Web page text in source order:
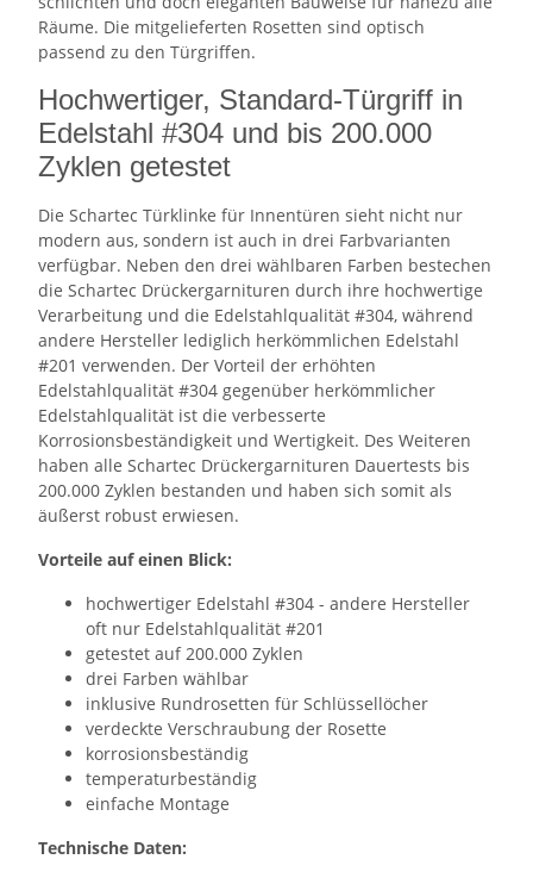
Räume. Die mitgelieferten Rosetten sind optisch
passend zu den Türgriffen.
Hochwertiger, Standard-Türgriff in
Edelstahl #304 und bis 200.000
Zyklen getestet
Die Schartec Türklinke für Innentüren sieht nicht nur
modern aus, sondern ist auch in drei Farbvarianten
verfügbar. Neben den drei wählbaren Farben bestechen
die Schartec Drückergarnituren durch ihre hochwertige
Verarbeitung und die Edelstahlqualität #304, während
andere Hersteller lediglich herkömmlichen Edelstahl
#201 verwenden. Der Vorteil der erhöhten
Edelstahlqualität #304 gegenüber herkömmlicher
Edelstahlqualität ist die verbesserte
Korrosionsbeständigkeit und Wertigkeit. Des Weiteren
haben alle Schartec Drückergarnituren Dauertests bis
200.000 Zyklen bestanden und haben sich somit als
äußerst robust erwiesen.
Vorteile auf einen Blick:
hochwertiger Edelstahl #304 - andere Hersteller
oft nur Edelstahlqualität #201
getestet auf 200.000 Zyklen
drei Farben wählbar
inklusive Rundrosetten für Schlüssellöcher
verdeckte Verschraubung der Rosette
korrosionsbeständig
temperaturbeständig
einfache Montage
Technische Daten: